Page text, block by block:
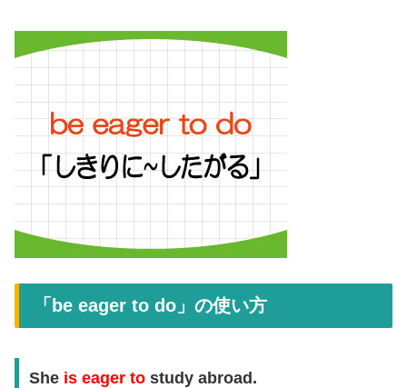
「be eager to do」の使い方
She is eager tostudy abroad.